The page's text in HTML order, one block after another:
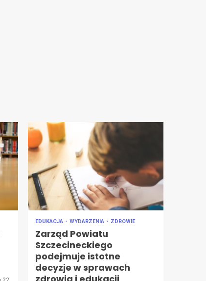
EDUKACJA WYDARZENIA ZDROWIE
Zarząd Powiatu
Szczecineckiego
podejmuje istotne
decyzje w sprawach